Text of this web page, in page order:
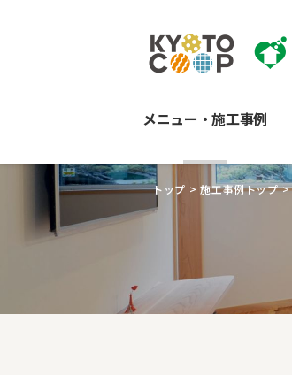
メニュー・施工事例
トップ > 施工事例トップ >